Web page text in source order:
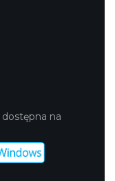
dostępna na